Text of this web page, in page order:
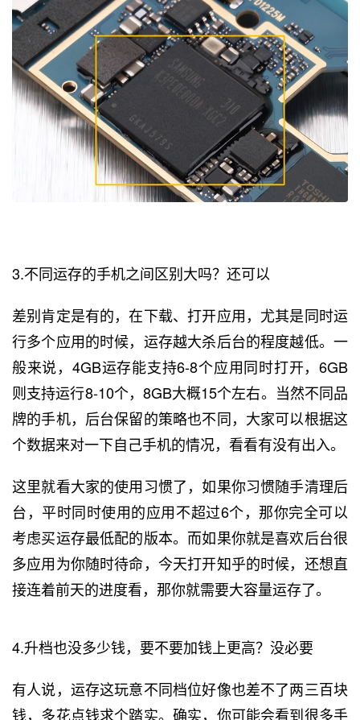
3.不同运存的手机之间区别大吗？还可以
差别肯定是有的，在下载、打开应用，尤其是同时运
行多个应用的时候，运存越大杀后台的程度越低。一
般来说，4GB运存能支持6-8个应用同时打开，6GB
则支持运行8-10个，8GB大概15个左右。当然不同品
牌的手机，后台保留的策略也不同，大家可以根据这
个数据来对一下自己手机的情况，看看有没有出入。
这里就看大家的使用习惯了，如果你习惯随手清理后
台，平时同时使用的应用不超过6个，那你完全可以
考虑买运存最低配的版本。而如果你就是喜欢后台很
多应用为你随时待命，今天打开知乎的时候，还想直
接连着前天的进度看，那你就需要大容量运存了。
4.升档也没多少钱，要不要加钱上更高？没必要
有人说，运存这玩意不同档位好像也差不了两三百块
钱，多花点钱求个踏实。确实，你可能会看到很多手